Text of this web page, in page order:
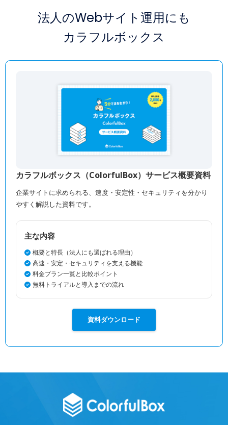
法人のWebサイト運用にも
カラフルボックス
カラフルボックス（ColorfulBox）サービス概要資料
企業サイトに求められる、速度・安定性・セキュリティを分かり
やすく解説した資料です。
主な内容
概要と特長（法人にも選ばれる理由）
高速・安定・セキュリティを支える機能
料金プラン一覧と比較ポイント
無料トライアルと導入までの流れ
資料ダウンロード